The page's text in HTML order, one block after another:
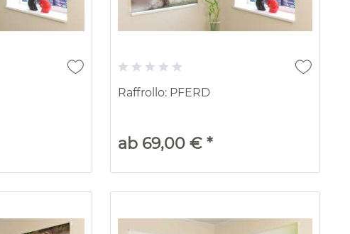
Raffrollo: PFERD
ab 69,00 € *